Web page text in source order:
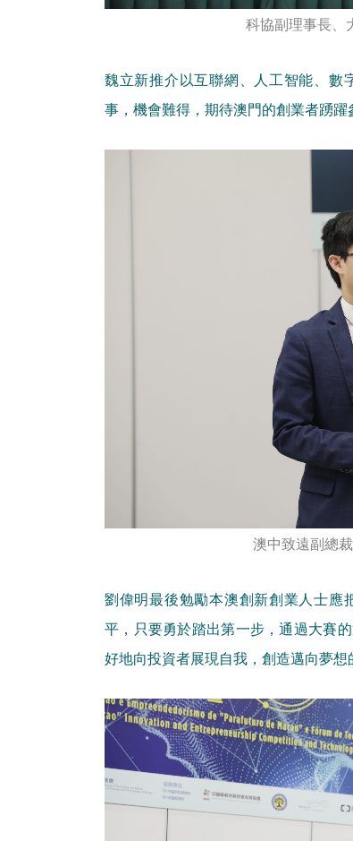
科協副理事長、
魏立新推介以互聯網、人工智能、數
事，機會難得，期待澳門的創業者踴躍
澳中致遠副總
劉偉明最後勉勵本澳創新創業人士應
平，只要勇於踏出第一步，通過大賽
好地向投資者展現自我，創造邁向夢想